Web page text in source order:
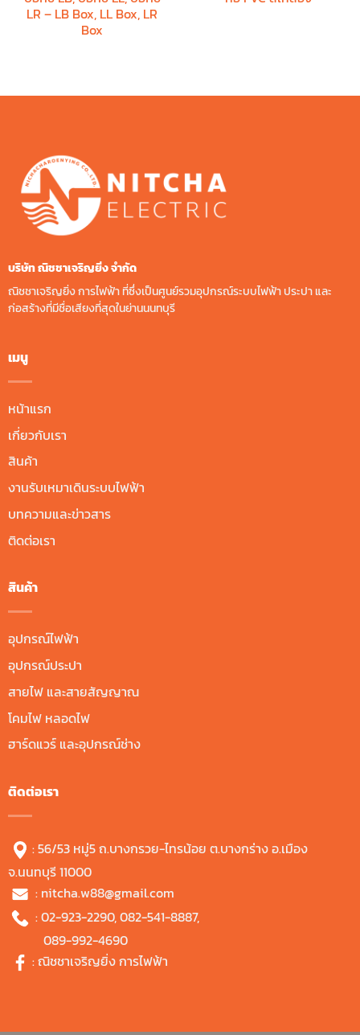
LR – LB Box, LL Box, LR
Box
บริษัท ณิชชาเจริญยิ่ง จํากัด
ณิชชาเจริญยิ่ง การไฟฟ้า ที่ซึ่งเป็นศูนย์รวมอุปกรณ์ระบบไฟฟ้า ประปา และ
ก่อสร้างที่มีชื่อเสียงที่สุดในย่านนนทบุรี
เมนู
หน้าแรก
เกี่ยวกับเรา
สินค้า
งานรับเหมาเดินระบบไฟฟ้า
บทความและข่าวสาร
ติดต่อเรา
สินค้า
อุปกรณ์ไฟฟ้า
อุปกรณ์ประปา
สายไฟ และสายสัญญาณ
โคมไฟ หลอดไฟ
ฮาร์ดแวร์ และอุปกรณ์ช่าง
ติดต่อเรา
: 56/53 หมู่5 ถ.บางกรวย-ไทรน้อย ต.บางกร่าง อ.เมือง
จ.นนทบุรี 11000
: nitcha.w88@gmail.com
:02-923-2290,082-541-8887,
089-992-4690
:ณิชชาเจริญยิ่ง การไฟฟ้า